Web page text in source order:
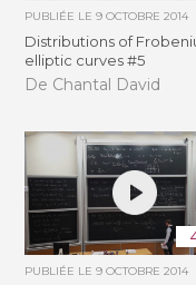
PUBLIÉE LE9 OCTOBRE 2014
Distributions of
elliptic curves #5
De Chantal David
PUBLIÉE LE9 OCTOBRE 2014